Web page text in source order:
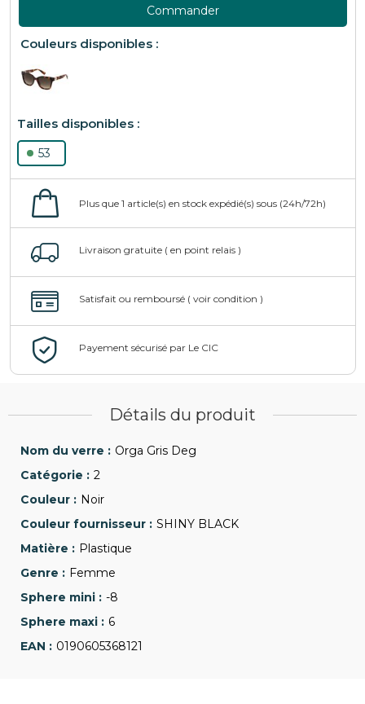
Commander
53
Détails du produit
Orga Gris Deg
2
Noir
SHINY BLACK
Plastique
Femme
-8
6
0190605368121